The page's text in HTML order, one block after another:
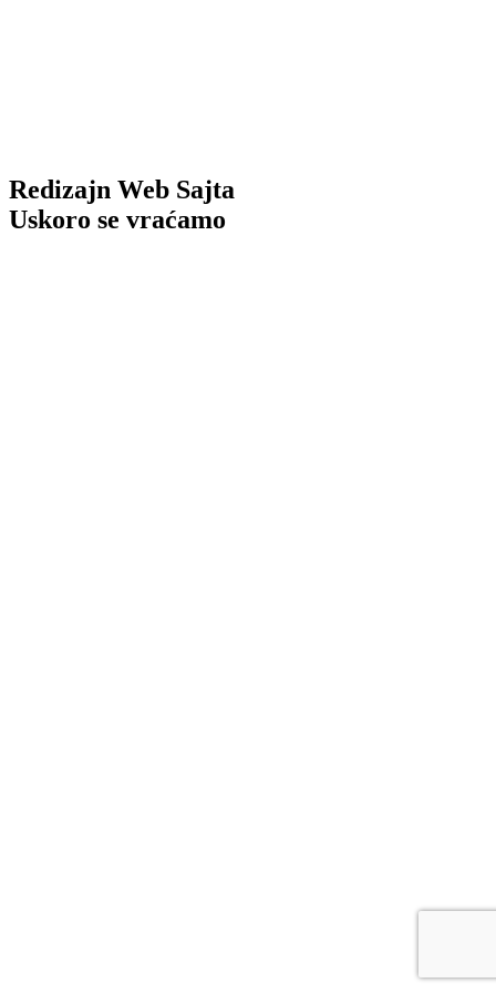
Redizajn Web Sajta
Uskoro se vraćamo